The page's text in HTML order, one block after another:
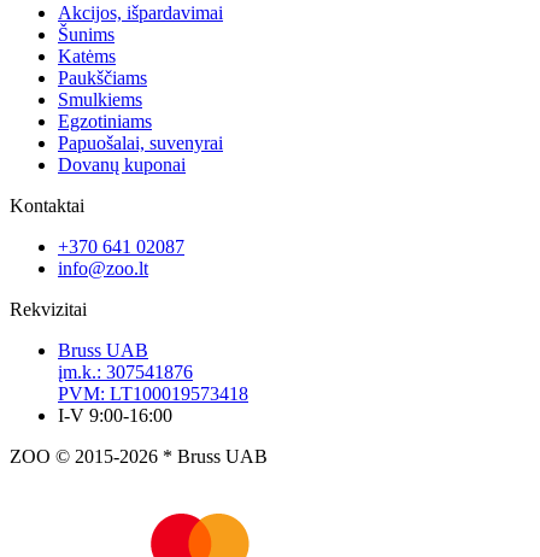
Akcijos, išpardavimai
Šunims
Katėms
Paukščiams
Smulkiems
Egzotiniams
Papuošalai, suvenyrai
Dovanų kuponai
Kontaktai
+370 641 02087
info@zoo.lt
Rekvizitai
Bruss UAB
įm.k.: 307541876
PVM: LT100019573418
I-V 9:00-16:00
ZOO © 2015-2026 * Bruss UAB